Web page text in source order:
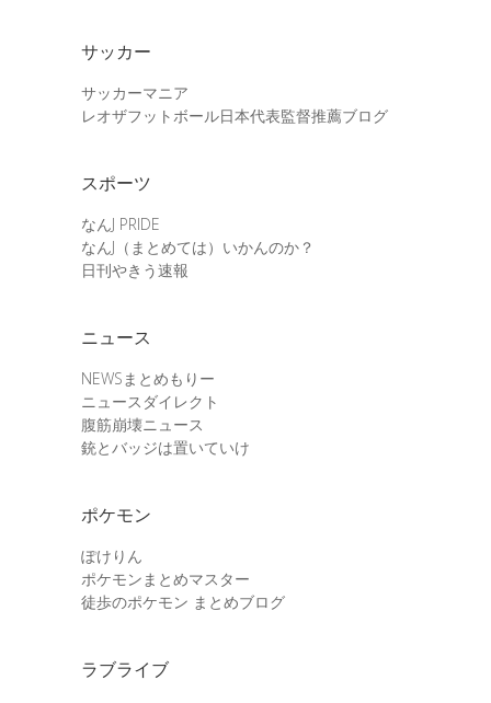
サッカー
サッカーマニア
レオザフットボール日本代表監督推薦ブログ
スポーツ
なんJ PRIDE
なんJ（まとめては）いかんのか？
日刊やきう速報
ニュース
NEWSまとめもりー
ニュースダイレクト
腹筋崩壊ニュース
銃とバッジは置いていけ
ポケモン
ぽけりん
ポケモンまとめマスター
徒歩のポケモン まとめブログ
ラブライブ